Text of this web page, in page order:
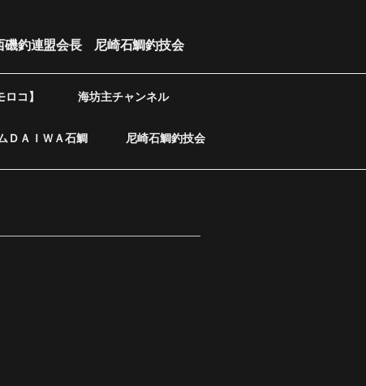
磯釣連盟会長 尼崎石鯛釣技会
コ】 海坊主チャンネル
ＤＡＩＷＡ石鯛 尼崎石鯛釣技会